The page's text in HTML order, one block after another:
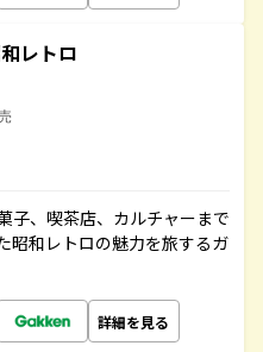
レトロ
子、喫茶店、カルチャーまで
昭和レトロの魅力を旅するガ
詳細を見る